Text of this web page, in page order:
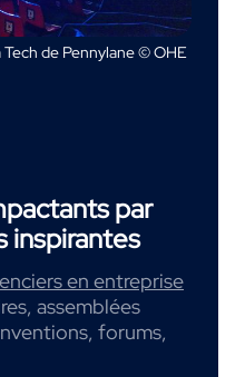
de Pennylane © OHE
par
inspirantes
en entreprise
assemblées
forums,